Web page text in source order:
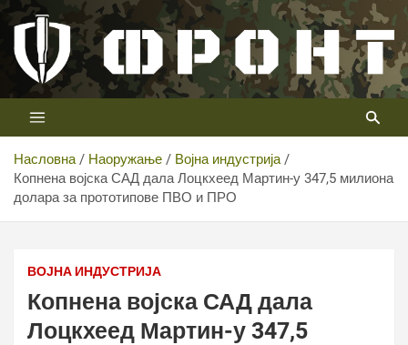
Скип
цонтент
Телевизија ФРОНТ
Први војни канал у Србији
Насловна Наоружање
Војна индустрија
Копнена војска САД дала Лоцкхеед Мартин-у 347,5 милиона
долара за прототипове ПВО и ПРО
ВОЈНА ИНДУСТРИЈА
Копнена војска САД дала
Лоцкхеед Мартин-у 347,5